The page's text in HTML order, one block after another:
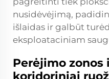
nusidėvėjimą,
išlaidas ir galbūt
eksploataciniam
Perėjimo zonos
koridoriniai